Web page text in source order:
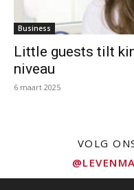
Business
Little guests tilt
niveau
6 maart 2025
VOLG